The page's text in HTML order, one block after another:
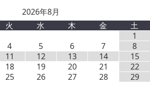
2026年8月
火 水 木 金
土
1
4 5 6 7
8
11 12 13 14
15
18 19 20 21
22
25 26 27 28
29